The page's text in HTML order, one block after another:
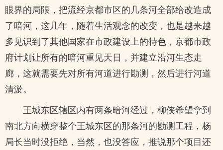
眼界的局限，把流经京都市区的几条河全部给改造成
了暗河，这几年，随着生活观念的改变，也是越来越
多见识到了其他国家在市政建设上的特色，京都市政
府计划让所有的暗河重见天日，并建立沿河生态走
廊，这就需要先对所有河道进行勘测，然后进行河道
清淤。
王城东区辖区内有两条暗河经过，柳侠希望拿到
南北方向横穿整个王城东区的那条河的勘测工程，杨
局长当时没拒绝，当然，也没答应，推说那个项目还